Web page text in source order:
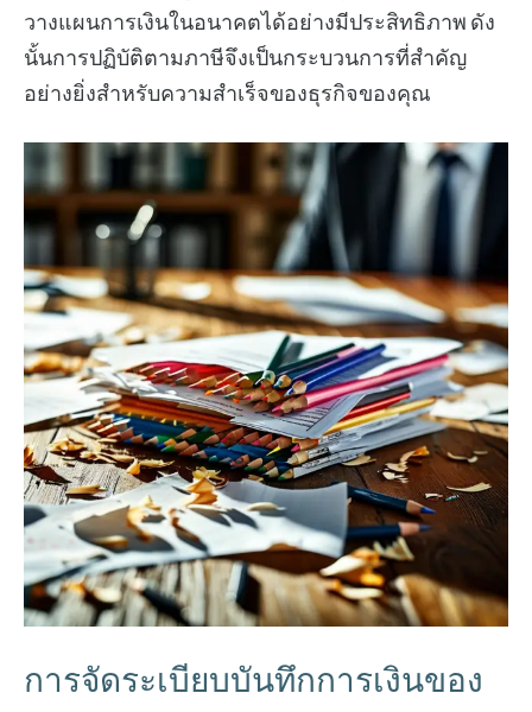
วางแผนการเงินในอนาคตได้อย่างมีประสิทธิภาพ ดัง
นั้นการปฏิบัติตามภาษีจึงเป็นกระบวนการที่สำคัญ
อย่างยิ่งสำหรับความสำเร็จของธุรกิจของคุณ
การจัดระเบียบบันทึกการเงินของ